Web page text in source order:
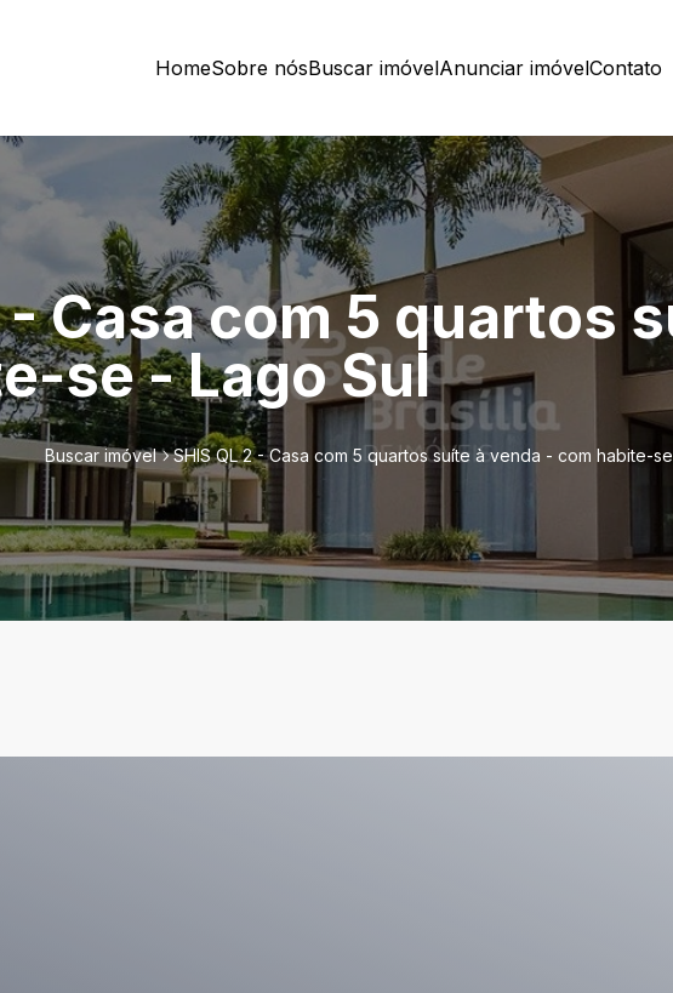
HomeSobre nósBuscar imóvelAnunciar imóvelContato
- Casa com 5 quartos
se - Lago Sul
Buscar imóvel SHIS QL 2 - Casa com 5 quartos suíte à venda - com habite-